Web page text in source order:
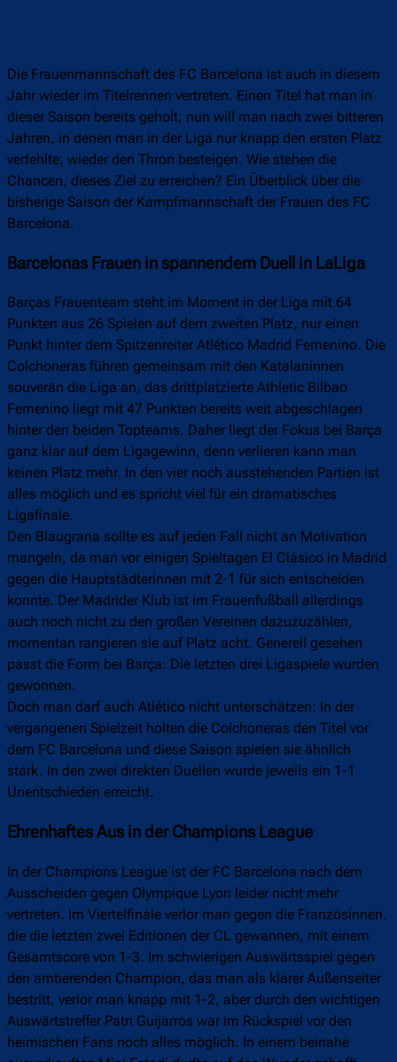
Die Frauenmannschaft des FC Barcelona ist auch in diesem
Jahr wieder im Titelrennen vertreten. Einen Titel hat man in
dieser Saison bereits geholt, nun will man nach zwei bitteren
Jahren, in denen man in der Liga nur knapp den ersten Platz
verfehlte, wieder den Thron besteigen. Wie stehen die
Chancen, dieses Ziel zu erreichen? Ein Überblick über die
bisherige Saison der Kampfmannschaft der Frauen des FC
Barcelona.
Barcelonas Frauen in spannendem Duell in LaLiga
Barças Frauenteam steht im Moment in der Liga mit 64
Punkten aus 26 Spielen auf dem zweiten Platz, nur einen
Punkt hinter dem Spitzenreiter Atlético Madrid Femenino. Die
Colchoneras führen gemeinsam mit den Katalaninnen
souverän die Liga an, das drittplatzierte Athletic Bilbao
Femenino liegt mit 47 Punkten bereits weit abgeschlagen
hinter den beiden Topteams. Daher liegt der Fokus bei Barça
ganz klar auf dem Ligagewinn, denn verlieren kann man
keinen Platz mehr. In den vier noch ausstehenden Partien ist
alles möglich und es spricht viel für ein dramatisches
Ligafinale.
Den Blaugrana sollte es auf jeden Fall nicht an Motivation
mangeln, da man vor einigen Spieltagen El Clásico in Madrid
gegen die Hauptstädterinnen mit 2-1 für sich entscheiden
konnte. Der Madrider Klub ist im Frauenfußball allerdings
auch noch nicht zu den großen Vereinen dazuzuzählen,
momentan rangieren sie auf Platz acht. Generell gesehen
passt die Form bei Barça: Die letzten drei Ligaspiele wurden
gewonnen.
Doch man darf auch Atlético nicht unterschätzen: In der
vergangenen Spielzeit holten die Colchoneras den Titel vor
dem FC Barcelona und diese Saison spielen sie ähnlich
stark. In den zwei direkten Duellen wurde jeweils ein 1-1
Unentschieden erreicht.
Ehrenhaftes Aus in der Champions League
In der Champions League ist der FC Barcelona nach dem
Ausscheiden gegen Olympique Lyon leider nicht mehr
vertreten. Im Viertelfinale verlor man gegen die Französinnen,
die die letzten zwei Editionen der CL gewannen, mit einem
Gesamtscore von 1-3. Im schwierigen Auswärtsspiel gegen
den amtierenden Champion, das man als klarer Außenseiter
bestritt, verlor man knapp mit 1-2, aber durch den wichtigen
Auswärtstreffer Patri Guijarros war im Rückspiel vor den
heimischen Fans noch alles möglich. In einem beinahe